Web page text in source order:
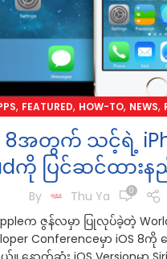
, FEATURED, HOW-TO, NEWS,
8အတွက် သင့်ရဲ့
ကို ပြင်ဆင်ထားနည်
By Thu Ya 0
က ဇွန်လမှာ ပြုလုပ်ခဲ့တဲ့
Conferenceမှာ iOS 8ကို